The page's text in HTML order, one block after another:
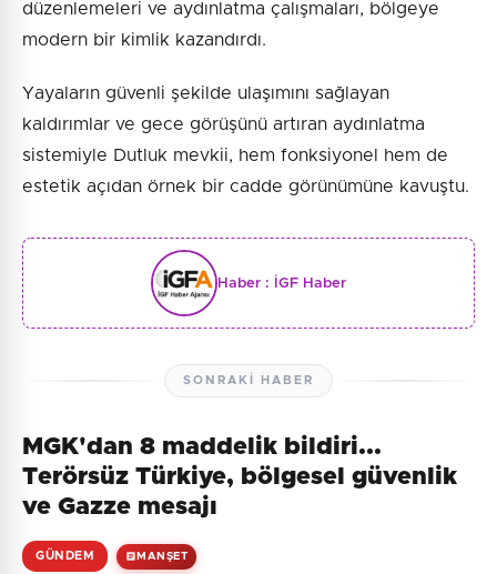
düzenlemeleri ve aydınlatma çalışmaları, bölgeye
modern bir kimlik kazandırdı.
Yayaların güvenli şekilde ulaşımını sağlayan
kaldırımlar ve gece görüşünü artıran aydınlatma
sistemiyle Dutluk mevkii, hem fonksiyonel hem de
estetik açıdan örnek bir cadde görünümüne kavuştu.
Haber : İGF Haber
SONRAKI HABER
MGK'dan 8 maddelik bildiri...
Terörsüz Türkiye, bölgesel güvenlik
ve Gazze mesajı
GÜNDEM MANŞET